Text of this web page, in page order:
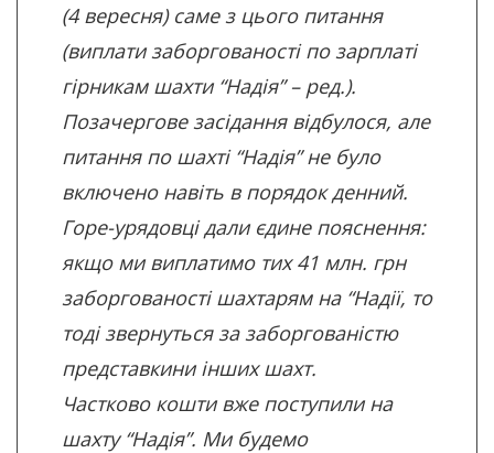
(4 вересня) саме з цього питання
(виплати заборгованості по зарплаті
гірникам шахти “Надія” – ред.).
Позачергове засідання відбулося, але
питання по шахті “Надія” не було
включено навіть в порядок денний.
Горе-урядовці дали єдине пояснення:
якщо ми виплатимо тих 41 млн. грн
заборгованості шахтарям на “Надії, то
тоді звернуться за заборгованістю
представкини інших шахт.
Частково кошти вже поступили на
шахту “Надія”. Ми будемо